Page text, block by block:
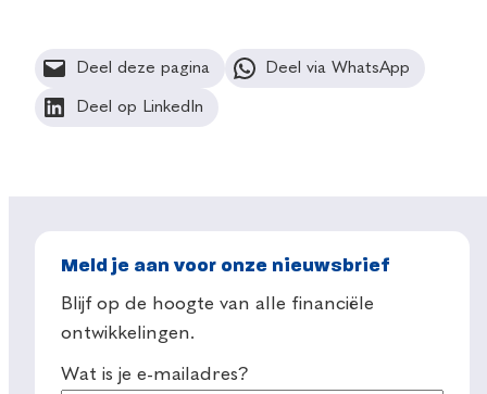
Deel deze pagina Deel via WhatsApp
Deel op LinkedIn
Meld je aan voor onze nieuwsbrief
Blijf op de hoogte van alle financiële
ontwikkelingen.
Wat is je e-mailadres?